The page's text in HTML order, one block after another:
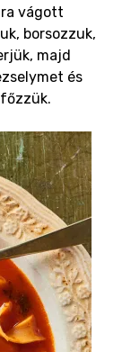
vágott
borsozzuk,
majd
és